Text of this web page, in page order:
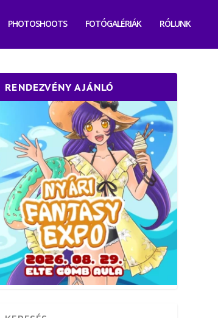
PHOTOSHOOTS FOTÓGALÉRIÁK RÓLUNK
RENDEZVÉNY AJÁNLÓ